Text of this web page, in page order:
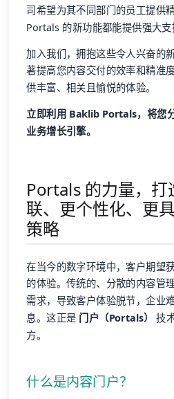
司希望为其不同部门的员工提供
Portals 的新功能都能提供强大支
加入我们，拥抱这些令人兴奋的
著提高您内容交付的效率和精准
供丰富、相关且愉悦的体验。
立即利用 Baklib Portals，将您
业务增长引擎。
Portals 的力量，打
联、更个性化、更
策略
在当今的数字环境中，客户期望
的体验。传统的、分散的内容管
需求，导致客户体验脱节，企业
息。这正是 门户（Portals） 技
方。
什么是内容门户？